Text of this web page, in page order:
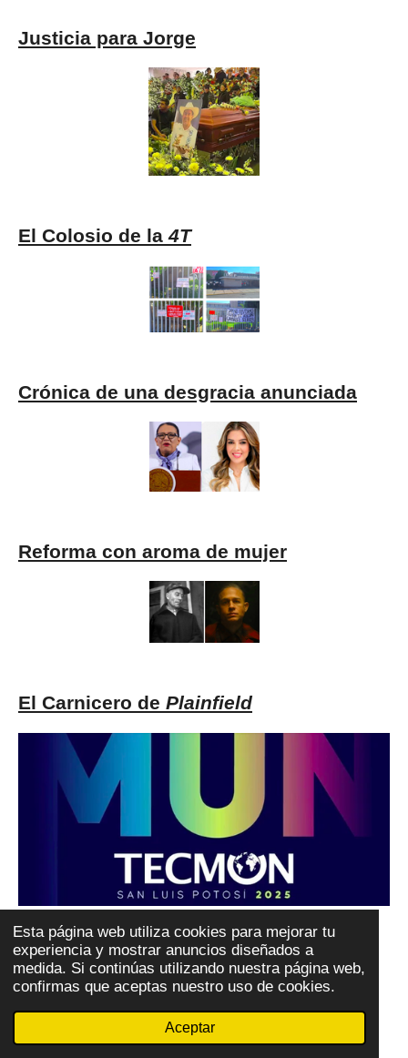
Esta página web utiliza cookies para mejorar tu
experiencia y mostrar anuncios diseñados a
medida. Si continúas utilizando nuestra página web,
confirmas que aceptas nuestro uso de cookies.
Aceptar
Justicia para Jorge
El Colosio de la4T
Crónica de una desgracia anunciada
Reforma con aroma de mujer
El Carnicero de Plainfield
50 años delTec de Monterreyen SLP